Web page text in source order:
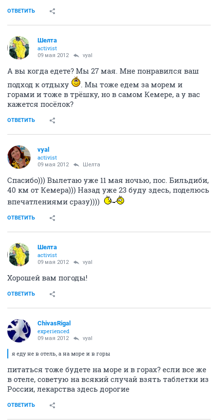
ОТВЕТИТЬ
Шелта
activist
09 мая 2012 vyal
А вы когда едете? Мы 27 мая. Мне понравился ваш
подход к отдыху
. Мы тоже едем за морем и
горами и тоже в трёшку, но в самом Кемере, а у вас
кажется посёлок?
ОТВЕТИТЬ
vyal
activist
09 мая 2012 Шелта
Спасибо))) Вылетаю уже 11 мая ночью, пос. Бильдиби,
40 км от Кемера))) Назад уже 23 буду здесь, поделюсь
впечатлениями сразу))))
ОТВЕТИТЬ
Шелта
activist
09 мая 2012 vyal
Хорошей вам погоды!
ОТВЕТИТЬ
ChivasRigal
experienced
09 мая 2012 vyal
я еду не в отель, а на море и в горы
питаться тоже будете на море и в горах? если все же
в отеле, советую на всякий случай взять таблетки из
России, лекарства здесь дорогие
ОТВЕТИТЬ